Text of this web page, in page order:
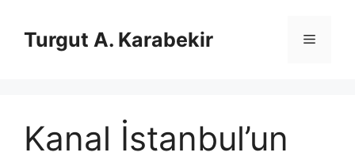
Turgut A. Karabekir Menü
Kanal İstanbul’un